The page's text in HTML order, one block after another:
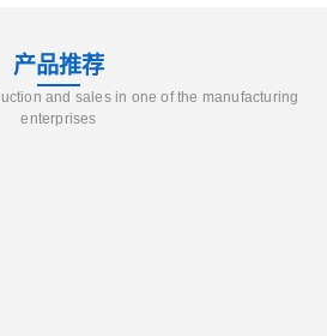
产品推荐
and sales in one of the manufacturing
enterprises